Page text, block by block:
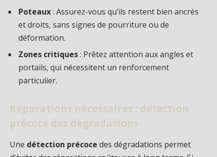
Poteaux: Assurez-vous qu’ils restent bien ancrés
et droits, sans signes de pourriture ou de
déformation.
Zones critiques: Prêtez attention aux angles et
portails, qui nécessitent un renforcement
particulier.
Réparations nécessaires : détection
précoce des dégradations
Une détection précoce des dégradations permet